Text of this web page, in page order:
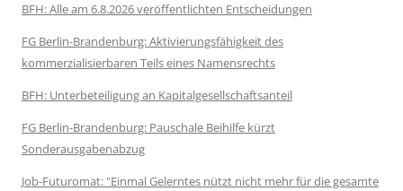
BFH: Alle am 6.8.2026 veröffentlichten Entscheidungen
FG Berlin-Brandenburg: Aktivierungsfähigkeit des
kommerzialisierbaren Teils eines Namensrechts
BFH: Unterbeteiligung an Kapitalgesellschaftsanteil
FG Berlin-Brandenburg: Pauschale Beihilfe kürzt
Sonderausgabenabzug
Job-Futuromat: "Einmal Gelerntes nützt nicht mehr für die gesamte